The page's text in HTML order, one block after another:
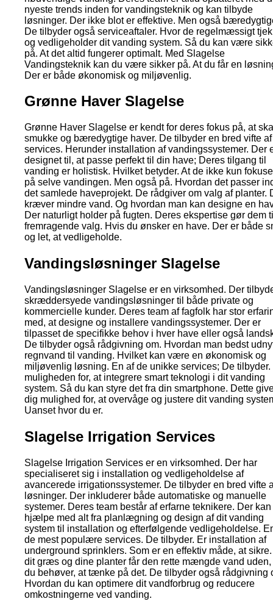
nyeste trends inden for vandingsteknik og kan tilbyde
løsninger. Der ikke blot er effektive. Men også
De tilbyder også serviceaftaler. Hvor de regelmæssigt
og vedligeholder dit vanding system. Så du kan være
på. At det altid fungerer optimalt. Med Slagelse
Vandingsteknik kan du være sikker på. At du får en
Der er både økonomisk og miljøvenlig.
Grønne Haver Slagelse
Grønne Haver Slagelse er kendt for deres fokus på, at
smukke og bæredygtige haver. De tilbyder en bred vifte af
services. Herunder installation af vandingssystemer. Der
designet til, at passe perfekt til din have; Deres tilgang til
vanding er holistisk. Hvilket betyder. At de ikke kun
på selve vandingen. Men også på. Hvordan det passer
det samlede haveprojekt. De rådgiver om valg af planter.
kræver mindre vand. Og hvordan man kan designe en
Der naturligt holder på fugten. Deres ekspertise gør dem
fremragende valg. Hvis du ønsker en have. Der er både
og let, at vedligeholde.
Vandingsløsninger Slagelse
Vandingsløsninger Slagelse er en virksomhed. Der
skræddersyede vandingsløsninger til både private og
kommercielle kunder. Deres team af fagfolk har stor
med, at designe og installere vandingssystemer. Der er
tilpasset de specifikke behov i hver have eller også
De tilbyder også rådgivning om. Hvordan man bedst
regnvand til vanding. Hvilket kan være en økonomisk og
miljøvenlig løsning. En af de unikke services; De tilbyder.
muligheden for, at integrere smart teknologi i dit vanding
system. Så du kan styre det fra din smartphone. Dette
dig mulighed for, at overvåge og justere dit vanding
Uanset hvor du er.
Slagelse Irrigation Services
Slagelse Irrigation Services er en virksomhed. Der har
specialiseret sig i installation og vedligeholdelse af
avancerede irrigationssystemer. De tilbyder en bred vifte
løsninger. Der inkluderer både automatiske og manuelle
systemer. Deres team består af erfarne teknikere. Der kan
hjælpe med alt fra planlægning og design af dit vanding
system til installation og efterfølgende vedligeholdelse.
de mest populære services. De tilbyder. Er installation af
underground sprinklers. Som er en effektiv måde, at sikre.
dit græs og dine planter får den rette mængde vand uden,
du behøver, at tænke på det. De tilbyder også rådgivning
Hvordan du kan optimere dit vandforbrug og reducere
omkostningerne ved vanding.